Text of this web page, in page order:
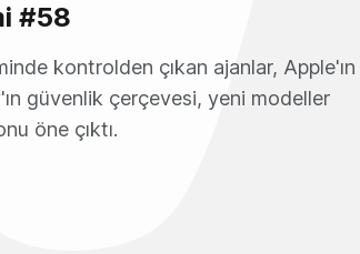
#58
kontrolden çıkan ajanlar, Apple'ın
güvenlik çerçevesi, yeni modeller
öne çıktı.